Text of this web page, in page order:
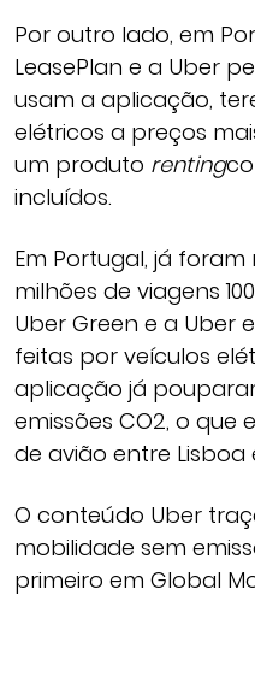
Por outro lado, em
LeasePlan e a Uber
usam a aplicação,
elétricos a preços
um produto renting
incluídos.
Em Portugal, já
milhões de viagens
Uber Green e a Uber
feitas por veículos
aplicação já
emissões CO2, o que
de avião entre Lisboa
O conteúdo Uber
mobilidade sem
primeiro em Global